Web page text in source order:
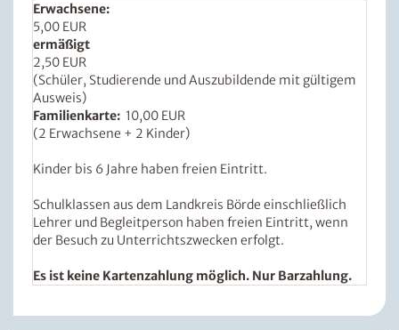
Erwachsene:
5,00 EUR
ermäßigt
2,50 EUR
(Schüler, Studierende und Auszubildende mit gültigem
Ausweis)
Familienkarte: 10,00 EUR
(2 Erwachsene + 2 Kinder)
Kinder bis 6 Jahre haben freien Eintritt.
Schulklassen aus dem Landkreis Börde einschließlich
Lehrer und Begleitperson haben freien Eintritt, wenn
der Besuch zu Unterrichtszwecken erfolgt.
Es ist keine Kartenzahlung möglich. Nur Barzahlung.